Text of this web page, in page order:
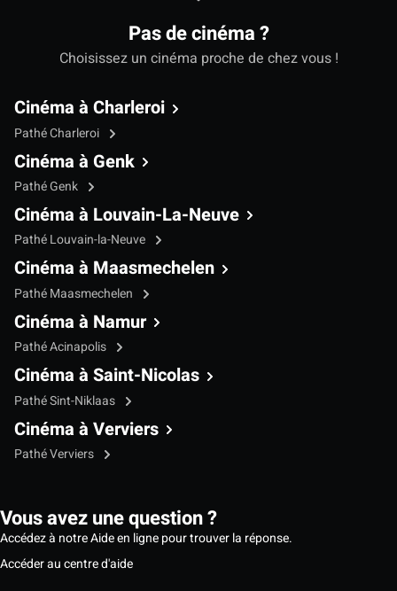
Pas de cinéma ?
Choisissez un cinéma proche de chez vous !
Cinéma à Charleroi
Pathé Charleroi
Cinéma à Genk
Pathé Genk
Cinéma à Louvain-La-Neuve
Pathé Louvain-la-Neuve
Cinéma à Maasmechelen
Pathé Maasmechelen
Cinéma à Namur
Pathé Acinapolis
Cinéma à Saint-Nicolas
Pathé Sint-Niklaas
Cinéma à Verviers
Pathé Verviers
Vous avez une question ?
Accédez à notre Aide en ligne pour trouver la réponse.
Accéder au centre d'aide